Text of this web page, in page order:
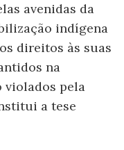
avenidas da
indígena
direitos às suas
na
violados pela
a tese